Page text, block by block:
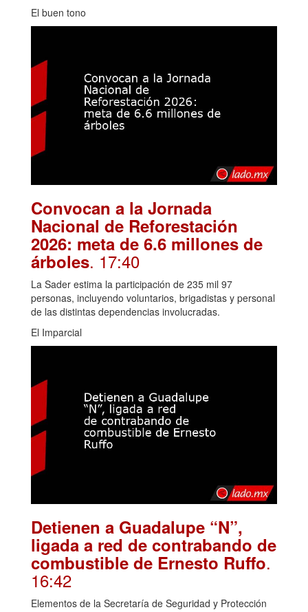
El buen tono
Convocan a la Jornada
Nacional de Reforestación
2026: meta de 6.6 millones de
árboles. 17:40
La Sader estima la participación de 235 mil 97
personas, incluyendo voluntarios, brigadistas y personal
de las distintas dependencias involucradas.
El Imparcial
Detienen a Guadalupe “N”,
ligada a red de contrabando de
combustible de Ernesto Ruffo.
16:42
Elementos de la Secretaría de Seguridad y Protección